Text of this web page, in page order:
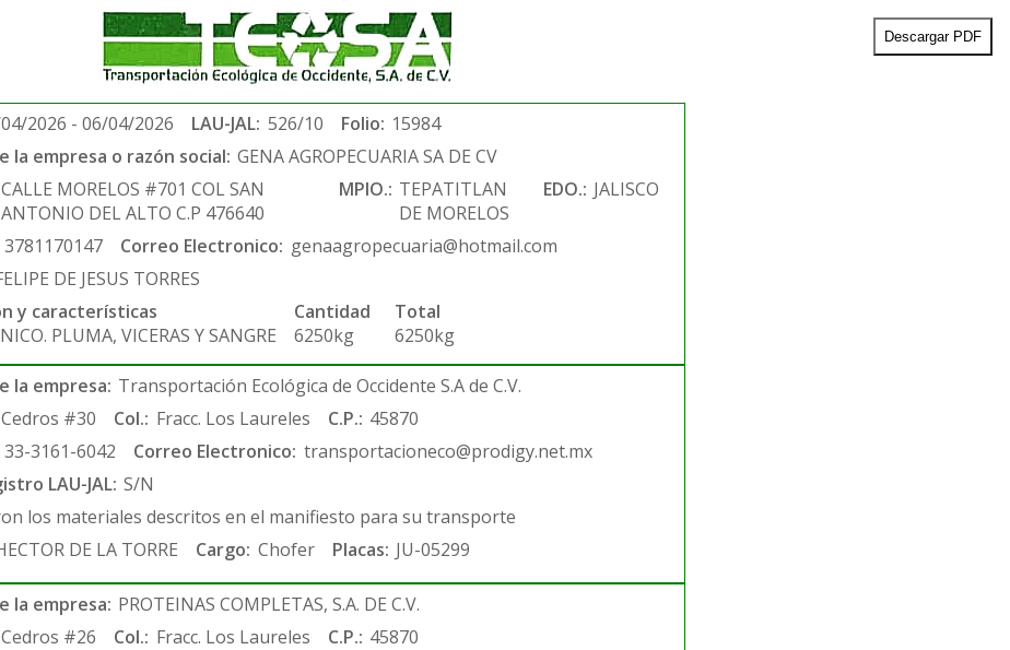
Descargar PDF
2026 - 06/04/2026 LAU-JAL: 526/10 Folio: 15984
la empresa o razón social: GENA AGROPECUARIA SA DE CV
CALLE MORELOS #701 COL SAN
ANTONIO DEL ALTO C.P 476640
MPIO.: TEPATITLAN
DE MORELOS
EDO.: JALISCO
3781170147 Correo Electronico: genaagropecuaria@hotmail.com
DE JESUS TORRES
y características
PLUMA, VICERAS Y SANGRE
Cantidad
6250kg
Total
6250kg
la empresa: Transportación Ecológica de Occidente S.A de C.V.
Cedros #30 Col.: Fracc. Los Laureles C.P.: 45870
33-3161-6042 Correo Electronico: transportacioneco@prodigy.net.mx
LAU-JAL: S/N
los materiales descritos en el manifiesto para su transporte
DE LA TORRE Cargo: Chofer Placas: JU-05299
la empresa: PROTEINAS COMPLETAS, S.A. DE C.V.
Cedros #26 Col.: Fracc. Los Laureles C.P.: 45870